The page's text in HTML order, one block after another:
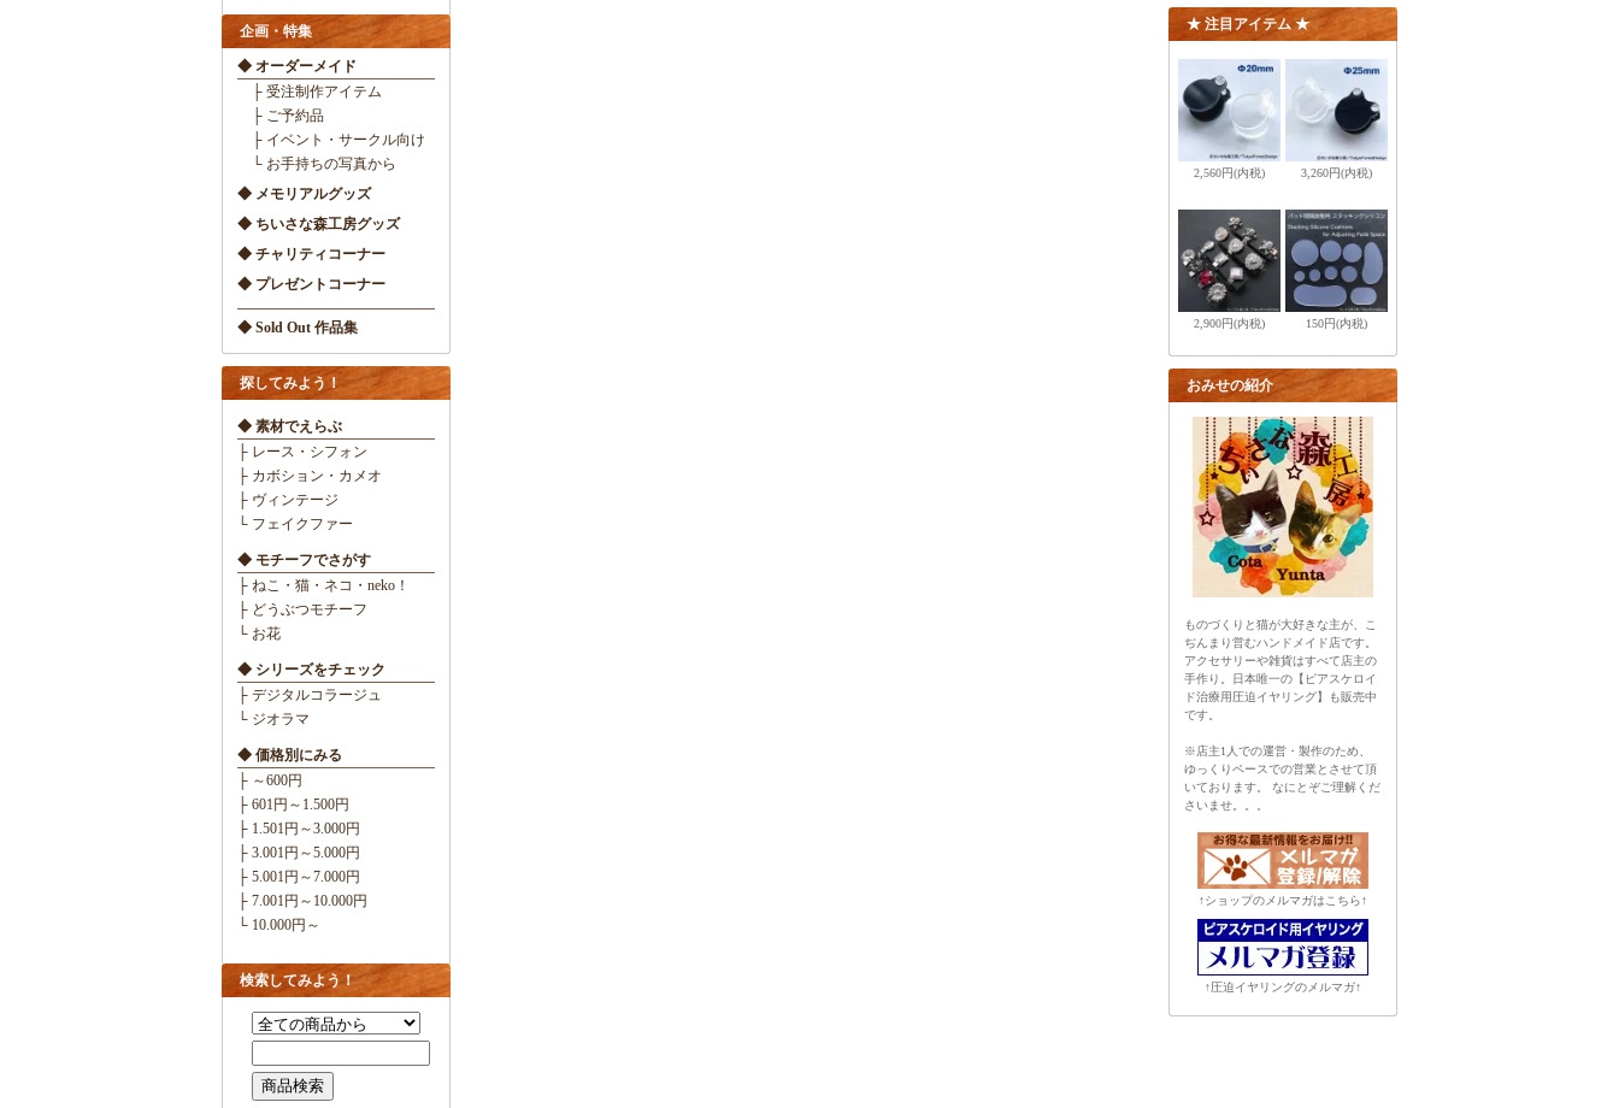
企画・特集
◆ オーダーメイド
├ 受注制作アイテム
├ ご予約品
├ イベント・サークル向け
└ お手持ちの写真から
◆ メモリアルグッズ
◆ ちいさな森工房グッズ
◆ チャリティコーナー
◆ プレゼントコーナー
◆ Sold Out 作品集
探してみよう！
◆ 素材でえらぶ
├ レース・シフォン
├ カボション・カメオ
├ ヴィンテージ
└ フェイクファー
◆ モチーフでさがす
├ ねこ・猫・ネコ・neko！
├ どうぶつモチーフ
└ お花
◆ シリーズをチェック
├ デジタルコラージュ
└ ジオラマ
◆ 価格別にみる
├ ～600円
├ 601円～1.500円
├ 1.501円～3.000円
├ 3.001円～5.000円
├ 5.001円～7.000円
├ 7.001円～10.000円
└ 10.000円～
検索してみよう！
★ 注目アイテム ★
2,560円(内税) 3,260円(内税)
2,900円(内税) 150円(内税)
おみせの紹介
ものづくりと猫が大好きな主が、こ
ぢんまり営むハンドメイド店です。
アクセサリーや雑貨はすべて店主の
手作り。日本唯一の【ピアスケロイ
ド治療用圧迫イヤリング】も販売中
です。
※店主1人での運営・製作のため、
ゆっくりペースでの営業とさせて頂
いております。 なにとぞご理解くだ
さいませ。。。
↑ショップのメルマガはこちら↑
↑圧迫イヤリングのメルマガ↑